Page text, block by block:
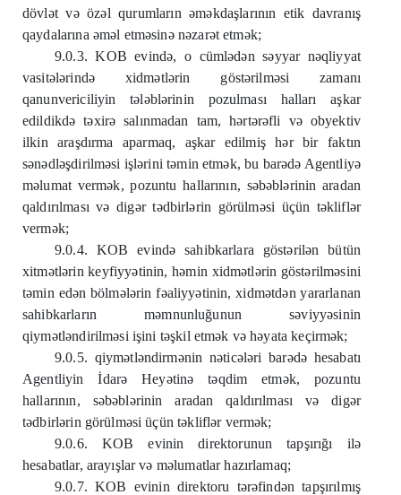
dövlət və özəl qurumların əməkdaşlarının etik davranış
qaydalarına əməl etməsinə nəzarət etmək;
9.0.3. KOB evində, o cümlədən səyyar nəqliyyat
vasitələrində xidmətlərin göstərilməsi zamanı
qanunvericiliyin tələblərinin pozulması halları aşkar
edildikdə təxirə salınmadan tam, hərtərəfli və obyektiv
ilkin araşdırma aparmaq, aşkar edilmiş hər bir faktın
sənədləşdirilməsi işlərini təmin etmək, bu barədə Agentliyə
məlumat vermək, pozuntu hallarının, səbəblərinin aradan
qaldırılması və digər tədbirlərin görülməsi üçün təkliflər
vermək;
9.0.4. KOB evində sahibkarlara göstərilən bütün
xitmətlərin keyfiyyətinin, həmin xidmətlərin göstərilməsini
təmin edən bölmələrin fəaliyyətinin, xidmətdən yararlanan
sahibkarların məmnunluğunun səviyyəsinin
qiymətləndirilməsi işini təşkil etmək və həyata keçirmək;
9.0.5. qiymətləndirmənin nəticələri barədə hesabatı
Agentliyin İdarə Heyətinə təqdim etmək, pozuntu
hallarının, səbəblərinin aradan qaldırılması və digər
tədbirlərin görülməsi üçün təkliflər vermək;
9.0.6. KOB evinin direktorunun tapşırığı ilə
hesabatlar, arayışlar və məlumatlar hazırlamaq;
9.0.7. KOB evinin direktoru tərəfindən tapşırılmış